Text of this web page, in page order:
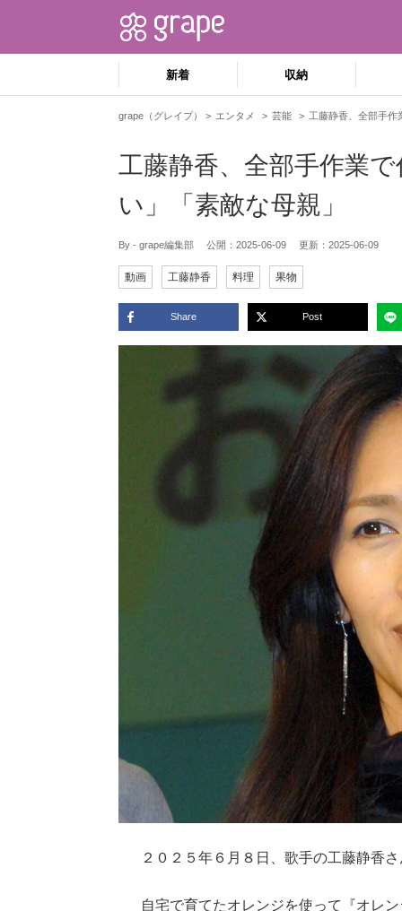
新着 収納
grape（グレイプ） エンタメ 芸能 工藤静香、全部手
工藤静香、全部手作業
い」「素敵な母親」
By - grape編集部 公開： 2025-06-09 更新： 2025-06-09
動画 工藤静香 料理 果物
Share Post
２０２５年６月８日、歌手の工藤静香
自宅で育てたオレンジを使って『オレ